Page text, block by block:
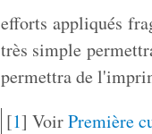
efforts appliqués
très simple
permettra de
[1] VoirPremière